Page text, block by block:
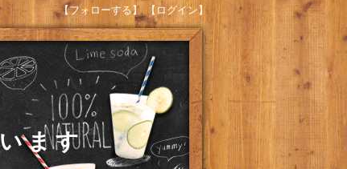
【フォローする】 【ログイン】
ます